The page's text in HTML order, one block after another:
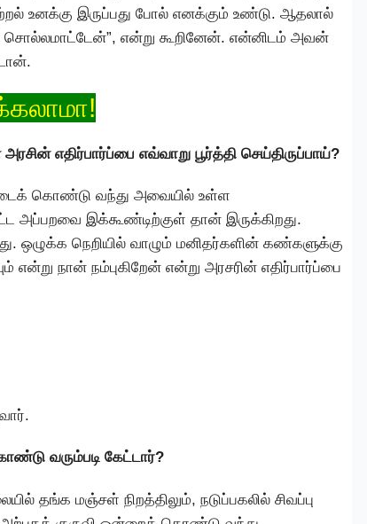
உனக்கு இருப்பது போல் எனக்கும் உண்டு. ஆதலால்
சொல்லமாட்டேன்”, என்று கூறினேன். என்னிடம் அவன்
எதிர்பார்ப்பை எவ்வாறு பூர்த்தி செய்திருப்பாய்?
கொண்டு வந்து அவையில் உள்ள
அப்பறவை இக்கூண்டிற்குள் தான் இருக்கிறது.
ஒழுக்க நெறியில் வாழும் மனிதர்களின் கண்களுக்கு
என்று நான் நம்புகிறேன் என்று அரசரின் எதிர்பார்ப்பை
வரும்படி கேட்டார்?
தங்க மஞ்சள் நிறத்திலும், நடுப்பகலில் சிவப்பு